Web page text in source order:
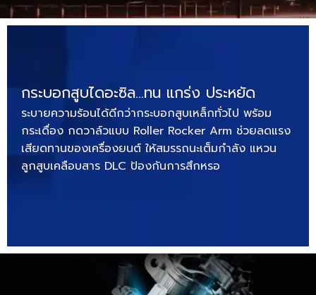
กระบอกสูบไดอะซิล…ทน แกร่ง ประหยัด
ระบายความร้อนได้ดีกว่ากระบอกสูบเหล็กทั่วไป พร้อม
กระเดื่อง กดวาล์วแบบ Roller Rocker Arm ช่วยลดแรง
เสียดทานของเครื่องยนต์ ให้สมรรถนะเต็มกำลัง แหวน
ลูกสูบเคลือบสาร DLC ป้องกันการสึกหรอ